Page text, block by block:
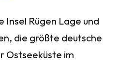
Insel Rügen Lage und
die größte deutsche
Ostseeküste im